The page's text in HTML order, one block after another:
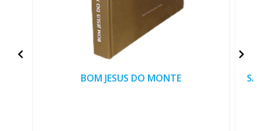
BOM JESUS DO MONTE